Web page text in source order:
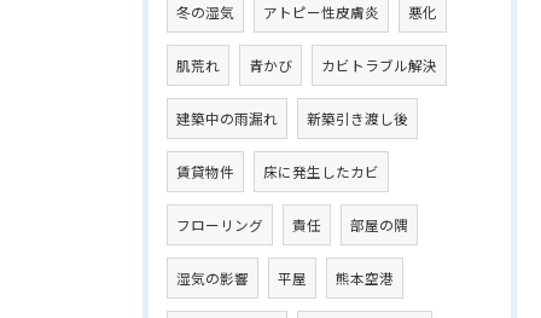
冬の湿気 アトピー性皮膚炎 悪化
肌荒れ 青かび カビトラブル解決
建築中の雨漏れ 新築引き渡し後
賃貸物件 床に発生したカビ
フローリング 責任 部屋の隅
湿気の影響 平屋 熊本空港